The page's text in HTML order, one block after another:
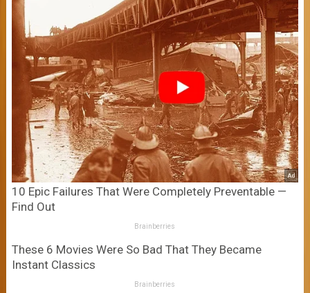
10 Epic Failures That Were Completely Preventable —
Find Out
Brainberries
These 6 Movies Were So Bad That They Became
Instant Classics
Brainberries